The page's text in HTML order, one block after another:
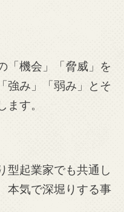
「機会」「脅威」を
強み」「弱み」とそ
す。
型起業家でも共通し
本気で深堀りする事